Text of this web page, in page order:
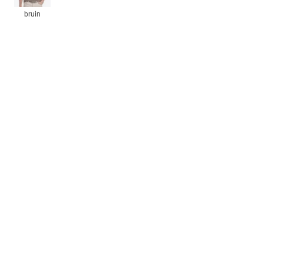
bruin